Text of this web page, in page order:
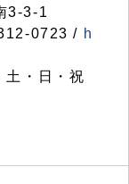
3-3-1
0723 / h
・日・祝